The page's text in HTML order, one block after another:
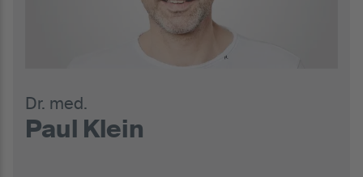
Dr. med.
Paul Klein